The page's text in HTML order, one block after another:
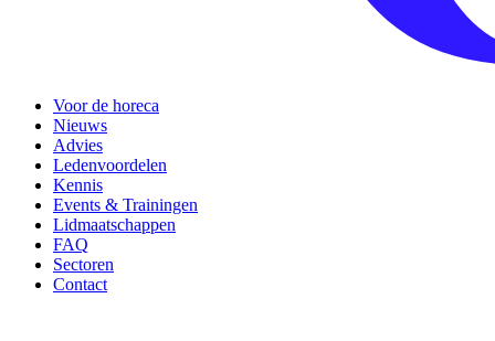
Voor de horeca
Nieuws
Advies
Ledenvoordelen
Kennis
Events & Trainingen
Lidmaatschappen
FAQ
Sectoren
Contact